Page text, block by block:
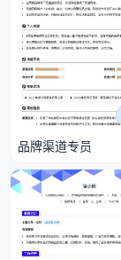
品牌渠道专员